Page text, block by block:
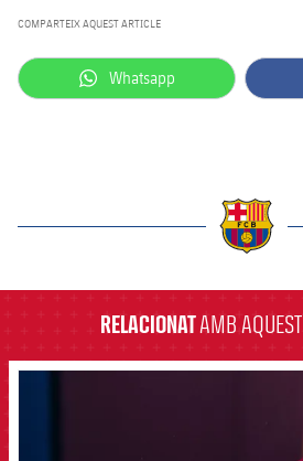
COMPARTEIX AQUEST ARTICLE
label.aria.whatsapp
Whatsapp
RELACIONATAMB
FCB